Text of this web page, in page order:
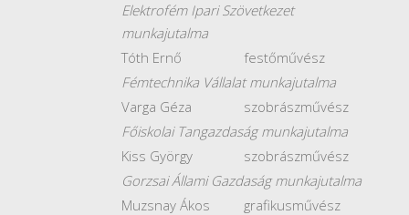
Elektrofém Ipari Szövetkezet
munkajutalma
Tóth Ernő
festőművész
Fémtechnika Vállalat munkajutalma
Varga Géza
szobrászművész
Főiskolai Tangazdaság munkajutalma
Kiss György
szobrászművész
Gorzsai Állami Gazdaság munkajutalma
Muzsnay Ákos
grafikusművész